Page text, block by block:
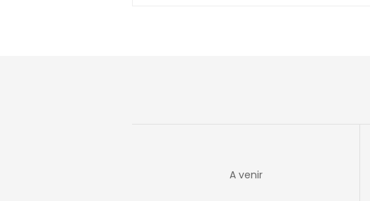
A venir